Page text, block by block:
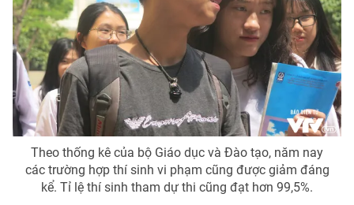
® Cấm sao chép dưới mọi hình thức nếu không có sự chấp
thuận bằng văn bản. Ghi rõ nguồn VTV.vn khi phát hành lại
thông tin từ website này.
Theo thống kê của bộ Giáo dục và Đào tạo, năm nay
các trường hợp thí sinh vi phạm cũng được giảm đáng
kể. Tỉ lệ thí sinh tham dự thi cũng đạt hơn 99,5%.